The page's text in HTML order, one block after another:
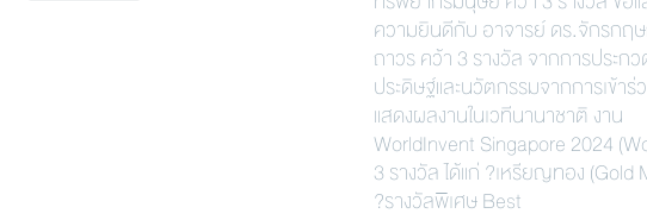
ความยินดีกับ อาจารย์ ดร.จักรก
ถาวร คว้า 3 รางวัล จากการประก
ประดิษฐ์และนวัตกรรมจากการเข้าร่
แสดงผลงานในเวทีนานาชาติ งาน
WorldInvent Singapore 2024
3 รางวัล ได้แก่ ?เหรียญทอง (Gold
?รางวัลพิเศษ Best